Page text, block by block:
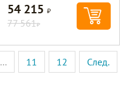
54 215Р
77 561Р
... 11 12 След.